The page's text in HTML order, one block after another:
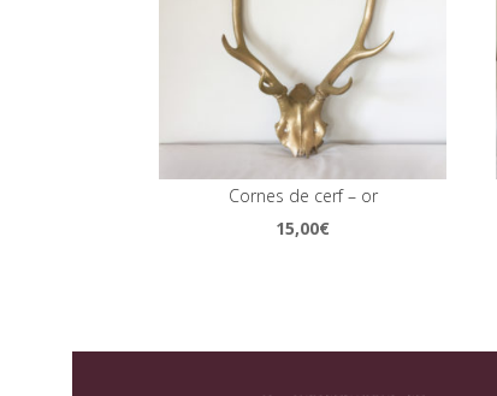
Cornes de cerf – or
15,00€